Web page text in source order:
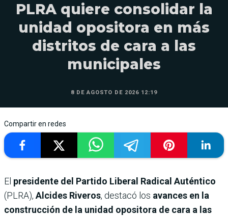
PLRA quiere consolidar la
unidad opositora en más
distritos de cara a las
municipales
8 DE AGOSTO DE 2026 12:19
Compartir en redes
El presidente del Partido Liberal Radical Auténtico
(PLRA), Alcides Riveros, destacó los avances en la
construcción de la unidad opositora de cara a las